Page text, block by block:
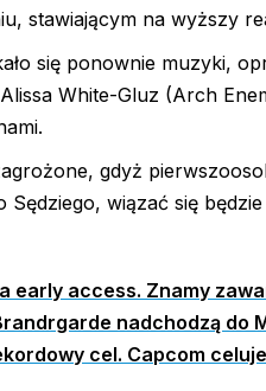
stawiającym na wyższy
się ponownie muzyki,
White-Gluz (Arch
gdyż
Sędziego, wiązać się
early access. Znamy
nadchodzą do
cel. Capcom